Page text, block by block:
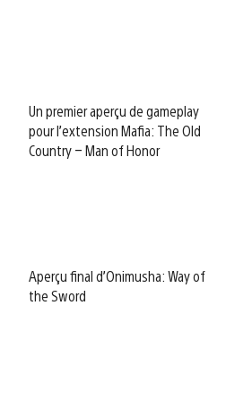
Un premier aperçu de gameplay
pour l’extension Mafia: The Old
Country – Man of Honor
Aperçu final d’Onimusha: Way of
the Sword